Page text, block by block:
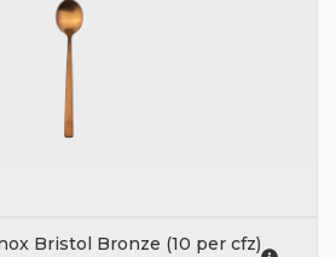
Bristol Bronze (10 per cfz)